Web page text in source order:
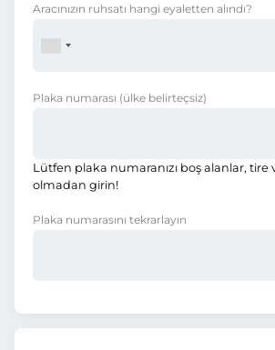
Aracınızın ruhsatı hangi eyaletten alındı?
Plaka numarası (ülke belirteçsiz)
Lütfen plaka numaranızı boş alanlar, tire
olmadan girin!
Plaka numarasını tekrarlayın